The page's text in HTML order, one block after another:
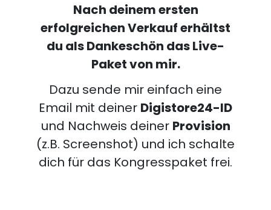
Nach deinem ersten
erfolgreichen Verkauf erhältst
du als Dankeschön das Live-
Paket von mir.
Dazu sende mir einfach eine
Email mit deiner Digistore24-ID
und Nachweis deiner Provision
(z.B. Screenshot) und ich schalte
dich für das Kongresspaket frei.